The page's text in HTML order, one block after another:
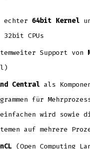
echter 64bit Kernel
32bit CPUs
Support von
Central als
für
wird sowie
auf mehrere
(Open Computing